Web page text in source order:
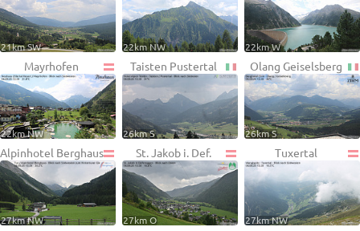
21km SW 22km NW 22km W
Mayrhofen
22km NW
Taisten Pustertal
26km S
Olang Geiselsberg
26km S
Alpinhotel Berghaus
27km NW
St. Jakob i. Def.
27km O
Tuxertal
27km NW